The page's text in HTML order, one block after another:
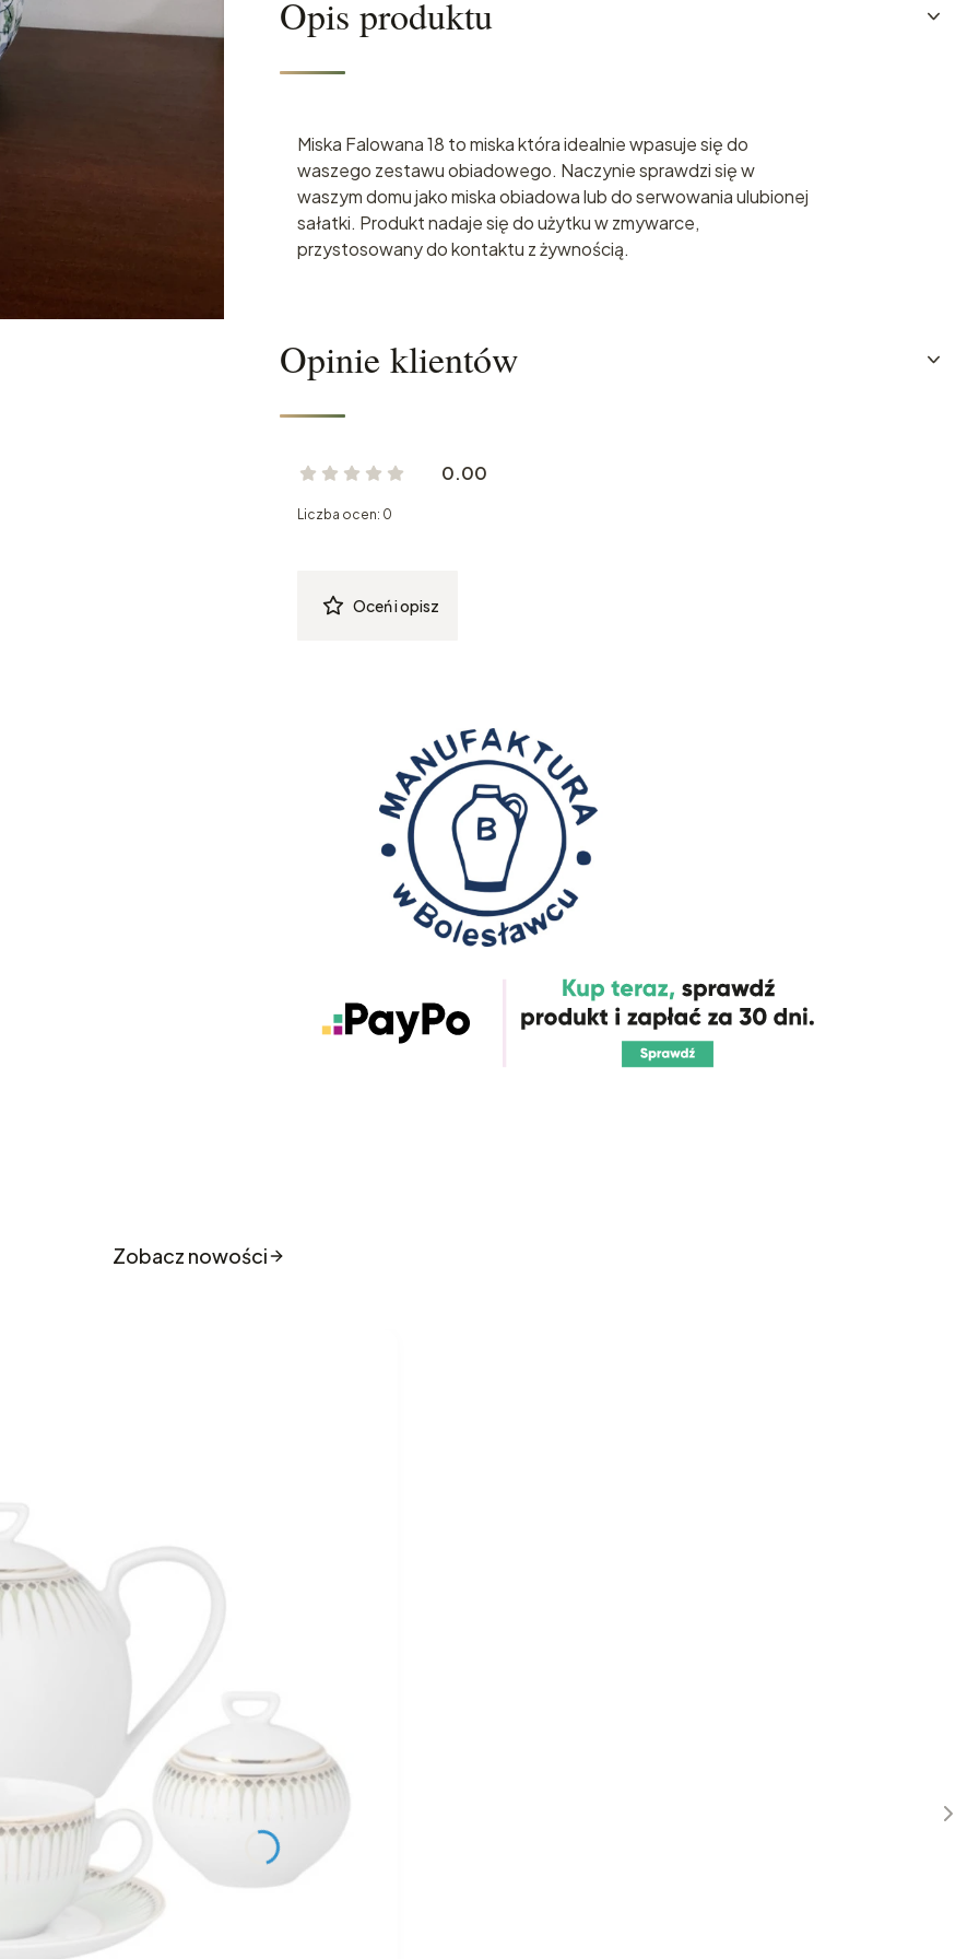
Opis produktu
Miska Falowana 18 to miska która idealnie wpasuje się do
waszego zestawu obiadowego. Naczynie sprawdzi się w
waszym domu jako miska obiadowa lub do serwowania ulubionej
sałatki. Produkt nadaje się do użytku w zmywarce,
przystosowany do kontaktu z żywnością.
Opinie klientów
0.00
Liczba ocen: 0
Oceń i opisz
Zobacz nowości